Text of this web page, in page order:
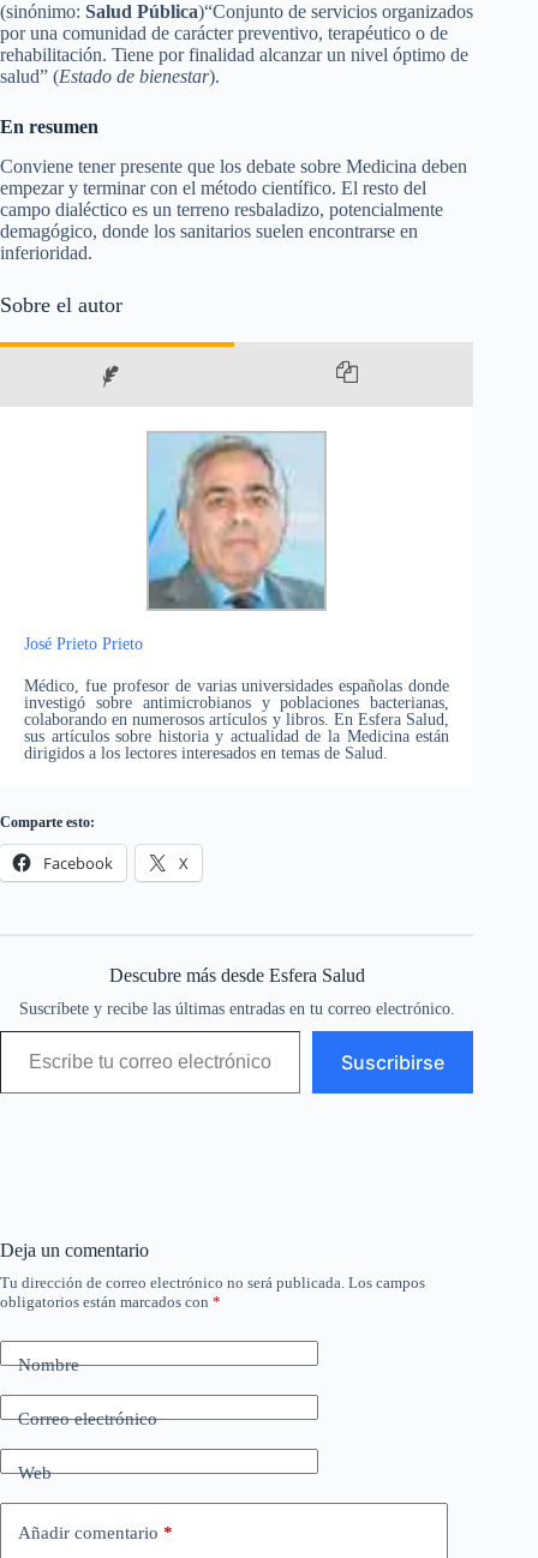
(sinónimo: Salud Pública)“Conjunto de servicios organizados
por una comunidad de carácter preventivo, terapéutico o de
rehabilitación. Tiene por finalidad alcanzar un nivel óptimo de
salud” (Estado de bienestar).
En resumen
Conviene tener presente que los debate sobre Medicina deben
empezar y terminar con el método científico. El resto del
campo dialéctico es un terreno resbaladizo, potencialmente
demagógico, donde los sanitarios suelen encontrarse en
inferioridad.
Sobre el autor
José Prieto Prieto
Médico, fue profesor de varias universidades españolas donde
investigó sobre antimicrobianos y poblaciones bacterianas,
colaborando en numerosos artículos y libros. En Esfera Salud,
sus artículos sobre historia y actualidad de la Medicina están
dirigidos a los lectores interesados en temas de Salud.
Comparte esto:
Facebook X
Descubre más desde Esfera Salud
Suscríbete y recibe las últimas entradas en tu correo electrónico.
Escribe tu correo electrónico…
Suscribirse
Deja un comentario
Tu dirección de correo electrónico no será publicada. Los campos
obligatorios están marcados con *
Nombre
Correo electrónico
Web
Añadir comentario *